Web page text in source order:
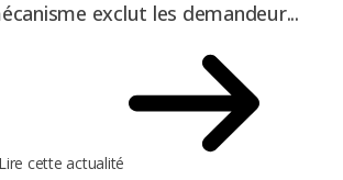
exclut les demandeur...
cette actualité